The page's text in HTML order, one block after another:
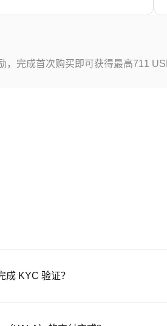
，完成首次购买即可获得最高711
成 KYC 验证？